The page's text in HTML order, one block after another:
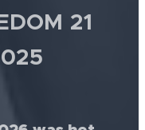
21
💫